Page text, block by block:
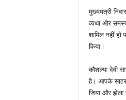
मुख्यमंत्री
व्यथा और
शामिल नहीं हो
किया।
कौशल्या देवी
है। आपके
जिया और झेला